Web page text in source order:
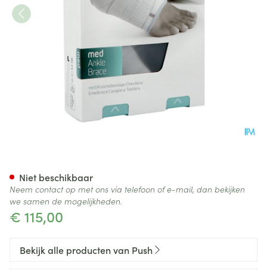
€ 115,00
Niet beschikbaar
Neem contact op met ons via telefoon of e-mail, dan bekijken
we samen de mogelijkheden.
Bekijk alle producten van Push